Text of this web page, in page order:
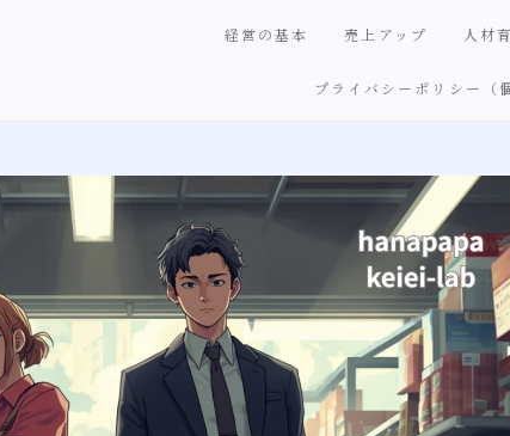
経営の基本 売上アップ 人材
プライバシーポリシー（